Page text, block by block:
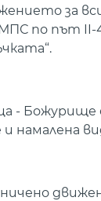
за
по път II-
- Божурище
и намалена